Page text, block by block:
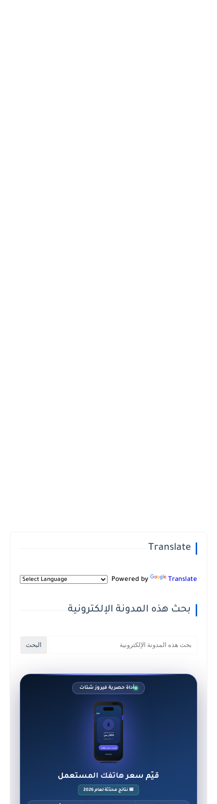
Translate
Powered by Translate
بحث هذه المدونة الإلكترونية
أداة حصرية فيروز شتات
9:41
📱
السعر المقترح
850 ر.س
✓ حالة ممتازة
احسب سعر هاتفك
قيّم سعر هاتفك المستعمل
📅 نتائج محدّثة لعام 2026